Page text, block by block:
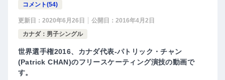
コメント(54)
更新日： 2020年6月26日 公開日： 2016年4月2日
カナダ：男子シングル
世界選手権2016、カナダ代表-パトリック・チャン
(Patrick CHAN)のフリースケーティング演技の動画で
す。